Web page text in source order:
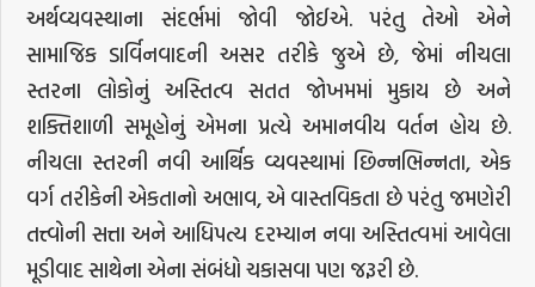
અર્થવ્યવસ્થાના સંદર્ભમાં જોવી જોઈએ. પરંતુ તેઓ એને
સામાજિક ડાર્વિનવાદની અસર તરીકે જુએ છે, જેમાં નીચલા
સ્તરના લોકોનું અસ્તિત્વ સતત જોખમમાં મુકાય છે અને
શક્તિશાળી સમૂહોનું એમના પ્રત્યે અમાનવીય વર્તન હોય છે.
નીચલા સ્તરની નવી આર્થિક વ્યવસ્થામાં છિન્નભિન્નતા, એક
વર્ગ તરીકેની એકતાનો અભાવ, એ વાસ્તવિકતા છે પરંતુ જમણેરી
તત્ત્વોની સત્તા અને આધિપત્ય દરમ્યાન નવા અસ્તિત્વમાં આવેલા
મૂડીવાદ સાથેના એના સંબંધો ચકાસવા પણ જરૂરી છે.